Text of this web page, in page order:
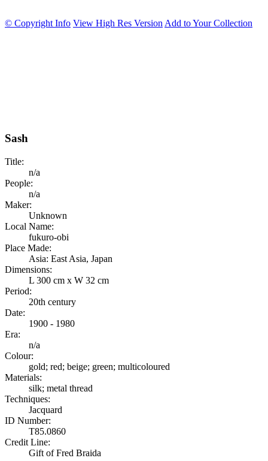
© Copyright Info View High Res Version Add to Your Collection
Sash
Title:
n/a
People:
n/a
Maker:
Unknown
Local Name:
fukuro-obi
Place Made:
Asia: East Asia, Japan
Dimensions:
L 300 cm x W 32 cm
Period:
20th century
Date:
1900 - 1980
Era:
n/a
Colour:
gold; red; beige; green; multicoloured
Materials:
silk; metal thread
Techniques:
Jacquard
ID Number:
T85.0860
Credit Line:
Gift of Fred Braida